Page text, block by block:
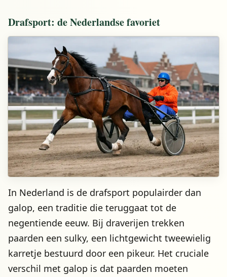
Drafsport: de Nederlandse favoriet
In Nederland is de drafsport populairder dan
galop, een traditie die teruggaat tot de
negentiende eeuw. Bij draverijen trekken
paarden een sulky, een lichtgewicht tweewielig
karretje bestuurd door een pikeur. Het cruciale
verschil met galop is dat paarden moeten